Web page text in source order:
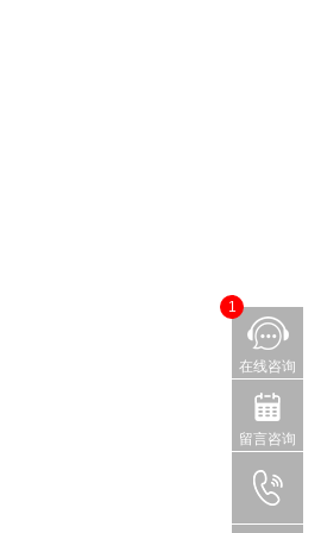
在线咨询
1
留言咨询